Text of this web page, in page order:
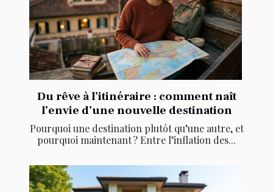
Du rêve à l’itinéraire : comment naît
l’envie d’une nouvelle destination
Pourquoi une destination plutôt qu’une autre, et
pourquoi maintenant ? Entre l’inflation des...